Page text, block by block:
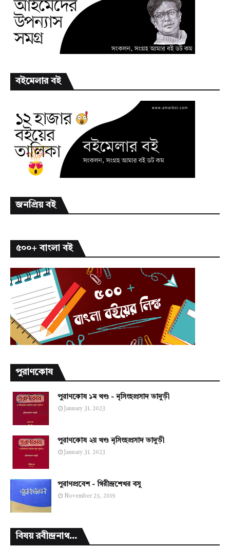
বইমেলার বই
জনপ্রিয় বই
৫০০+ বাংলা বই
পুরাণকোষ
পুরাণকোষ ১ম খণ্ড - নৃসিংহপ্রসাদ ভাদুড়ী
January 31, 2023
পুরাণকোষ ২য় খণ্ড নৃসিংহপ্রসাদ ভাদুড়ী
January 31, 2023
পুরাণপ্রবেশ - গিরীন্দ্রশেখর বসু
November 25, 2019
বিষয় রবীন্দ্রনাথ...